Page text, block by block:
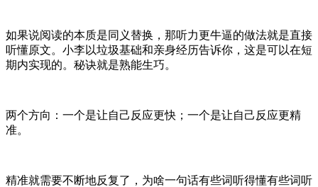
如果说阅读的本质是同义替换，那听力更牛逼的做法就是直接
听懂原文。小李以垃圾基础和亲身经历告诉你，这是可以在短
期内实现的。秘诀就是熟能生巧。
两个方向：一个是让自己反应更快；一个是让自己反应更精
准。
精准就需要不断地反复了，为啥一句话有些词听得懂有些词听